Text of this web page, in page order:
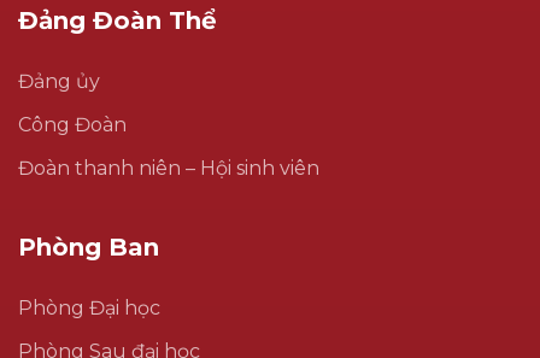
Đảng Đoàn Thể
Đảng ủy
Công Đoàn
Đoàn thanh niên – Hội sinh viên
Phòng Ban
Phòng Đại học
Phòng Sau đại học